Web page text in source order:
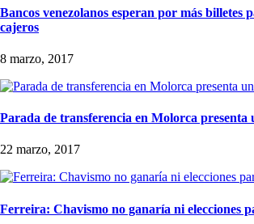
Bancos venezolanos esperan por más billetes
cajeros
8 marzo, 2017
Parada de transferencia en Molorca presenta
22 marzo, 2017
Ferreira: Chavismo no ganaría ni elecciones